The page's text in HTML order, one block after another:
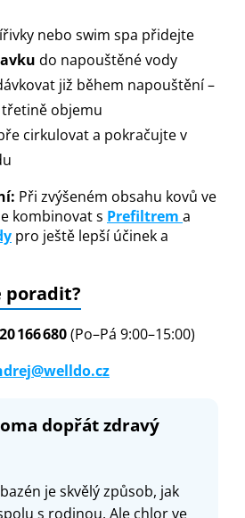
nebo swim spa přidejte
do napouštěné vody
již během napouštění –
objemu
cirkulovat a pokračujte v
Při zvýšeném obsahu kovů ve
kombinovat s Prefiltrem a
pro ještě lepší účinek a
poradit?
166 680(Po–Pá 9:00–15:00)
dopřát zdravý
je skvělý způsob, jak
s rodinou. Ale chlor ve